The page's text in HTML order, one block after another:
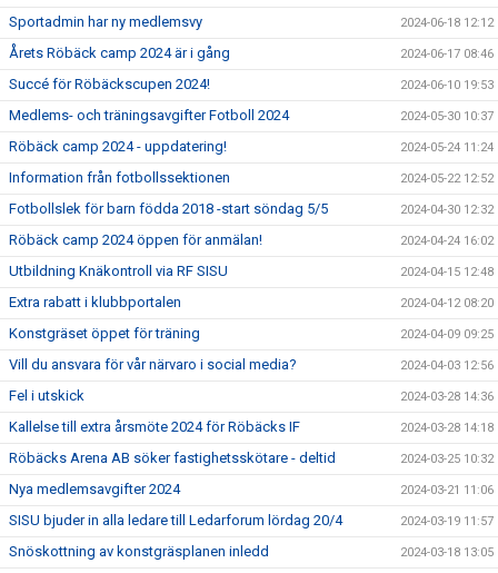
Sportadmin har ny medlemsvy 2024-06-18 12:12
Årets Röbäck camp 2024 är i gång 2024-06-17 08:46
Succé för Röbäckscupen 2024! 2024-06-10 19:53
Medlems- och träningsavgifter Fotboll 2024 2024-05-30 10:37
Röbäck camp 2024 - uppdatering! 2024-05-24 11:24
Information från fotbollssektionen 2024-05-22 12:52
Fotbollslek för barn födda 2018 -start söndag 5/5 2024-04-30 12:32
Röbäck camp 2024 öppen för anmälan! 2024-04-24 16:02
Utbildning Knäkontroll via RF SISU 2024-04-15 12:48
Extra rabatt i klubbportalen 2024-04-12 08:20
Konstgräset öppet för träning 2024-04-09 09:25
Vill du ansvara för vår närvaro i social media? 2024-04-03 12:56
Fel i utskick 2024-03-28 14:36
Kallelse till extra årsmöte 2024 för Röbäcks IF 2024-03-28 14:18
Röbäcks Arena AB söker fastighetsskötare - deltid 2024-03-25 10:32
Nya medlemsavgifter 2024 2024-03-21 11:06
SISU bjuder in alla ledare till Ledarforum lördag 20/4 2024-03-19 11:57
Snöskottning av konstgräsplanen inledd 2024-03-18 13:05